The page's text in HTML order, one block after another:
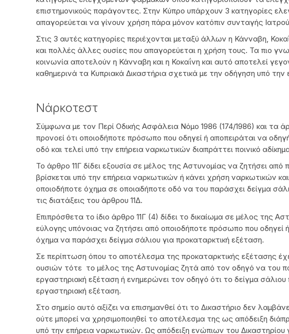
επιστημονικούς παράγοντες. Στην Κύπρο υπάρχουν 3 κατηγορίες
απαγορεύεται να γίνουν χρήση πάρα μόνον κατόπιν συνταγής
Στις 3 αυτές κατηγορίες περιέχονται μεταξύ άλλων η Κάνναβη,
και πολλές άλλες ουσίες που απαγορεύεται η χρήση τους. Τα πιο
κοινωνία αποτελούν η Κάνναβη και η Κοκαΐνη και αυτό αποτελεί
καθημερινά τα Κυπριακά Δικαστήρια σχετικά με την οδήγηση υπό
Νάρκοτεστ
Σύμφωνα με τον Περί Οδικής Ασφάλεια Νόμο 1986 (174/1986) και τα
προνοεί ότι οποιοδήποτε πρόσωπο που οδηγεί ή αποπειράται να
οδό και τελεί υπό την επήρεια ναρκωτικών διαπράττει ποινικό
Το άρθρο 11Γ δίδει εξουσία σε μέλος της Αστυνομίας να ζητήσει
βρίσκεται υπό την επήρεια ναρκωτικών ή κάνει χρήση ναρκωτικών
οποιοδήποτε όχημα σε οποιαδήποτε οδό να του παράσχει δείγμα
τις διατάξεις του άρθρου 11Δ.
Επιπρόσθετα το ίδιο άρθρο 11Γ (4) δίδει το δικαίωμα σε μέλος της
εύλογης υπόνοιας να ζητήσει από οποιοδήποτε πρόσωπο που οδηγεί
όχημα να παράσχει δείγμα σάλιου για προκαταρκτική εξέταση.
Σε περίπτωση όπου το αποτέλεσμα της προκαταρκτικής εξέτασης
ουσιών τότε το μέλος της Αστυνομίας ζητά από τον οδηγό να του
εργαστηριακή εξέταση ή ενημερώνει τον οδηγό ότι το δείγμα σάλιου
εργαστηριακή εξέταση.
Στο σημείο αυτό αξίζει να επισημανθεί ότι το Δικαστήριο δεν
ούτε μπορεί να χρησιμοποιηθεί το αποτέλεσμα της ως απόδειξη
υπό την επήρεια ναρκωτικών. Ως απόδειξη ενώπιων του Δικαστηρίου